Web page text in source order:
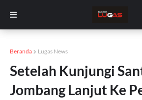
Beranda Lugas News
Setelah Kunjungi
Jombang Lanjut Ke